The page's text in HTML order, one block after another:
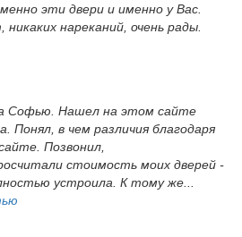
эти двери и именно у Вас.
нареканий, очень рады.
Софью. Нашел на этом сайте
Понял, в чем различия благодаря
Позвонил,
стоимость моих дверей -
устроила. К тому же...